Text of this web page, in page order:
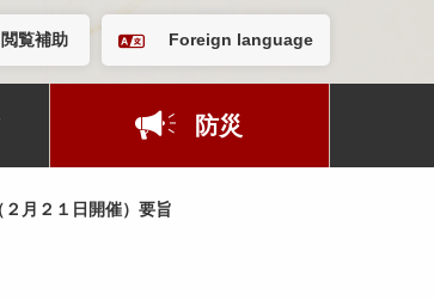
閲覧補助 Foreign language
防災
月２１日開催）要旨